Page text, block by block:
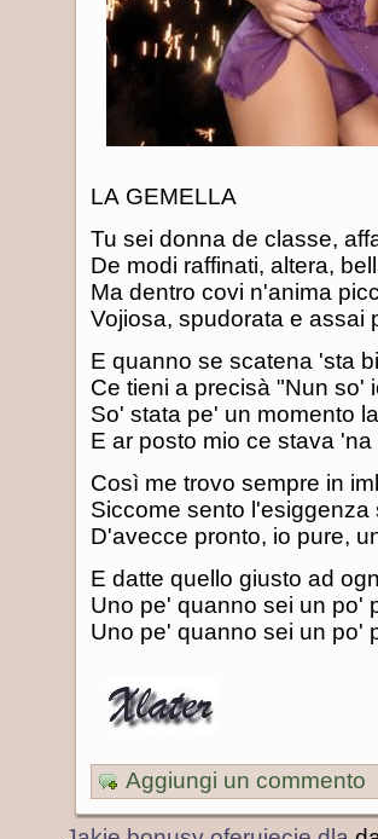
LA GEMELLA
Tu sei donna de classe,
De modi raffinati, altera,
Ma dentro covi n'anima
Vojiosa, spudorata e assai
E quanno se scatena 'sta
Ce tieni a precisà "Nun so'
So' stata pe' un momento
E ar posto mio ce stava
Così me trovo sempre in
Siccome sento l'esiggenza
D'avecce pronto, io pure,
E datte quello giusto ad
Uno pe' quanno sei un po'
Uno pe' quanno sei un po'
Aggiungi un commento